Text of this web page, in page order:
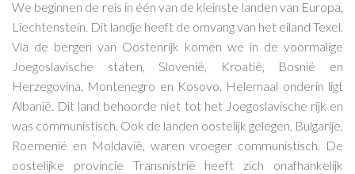
We beginnen de reis in één van de kleinste landen van Europa,
Liechtenstein. Dit landje heeft de omvang van het eiland Texel.
Via de bergen van Oostenrijk komen we in de voormalige
Joegoslavische staten, Slovenië, Kroatië, Bosnië en
Herzegovina, Montenegro en Kosovo. Helemaal onderin ligt
Albanië. Dit land behoorde niet tot het Joegoslavische rijk en
was communistisch. Ook de landen oostelijk gelegen, Bulgarije,
Roemenië en Moldavië, waren vroeger communistisch. De
oostelijke provincie Transnistrië heeft zich onafhankelijk